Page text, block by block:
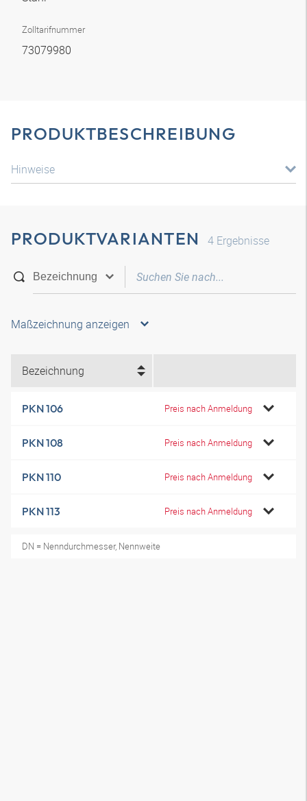
Zolltarifnummer
73079980
PRODUKTBESCHREIBUNG
Hinweise
PRODUKTVARIANTEN 4 Ergebnisse
Maßzeichnung anzeigen
Bezeichnung
PKN 106 Preis nach Anmeldung
PKN 108 Preis nach Anmeldung
PKN 110 Preis nach Anmeldung
PKN 113 Preis nach Anmeldung
DN = Nenndurchmesser, Nennweite